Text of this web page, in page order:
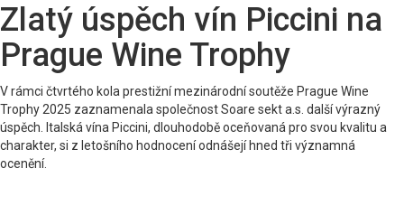
Zlatý úspěch vín Piccini na
Prague Wine Trophy
V rámci čtvrtého kola prestižní mezinárodní soutěže Prague Wine
Trophy 2025 zaznamenala společnost Soare sekt a.s. další výrazný
úspěch. Italská vína Piccini, dlouhodobě oceňovaná pro svou kvalitu a
charakter, si z letošního hodnocení odnášejí hned tři významná
ocenění.